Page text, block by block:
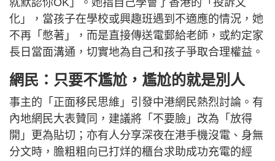
化」，當孩子在學校或興趣班遇到不適應的情況，她
不再「憋著」，而是直接傳送電郵給老師，或約定家
長日當面溝通，切實地為自己和孩子爭取合理權益。
網民：只要不尷尬，尷尬的就是別人
事主的「正面移民思維」引發中港網民熱烈討論。有
內地網民大表贊同，建議將「不要臉」改為「放得
開」更為貼切；亦有人分享深夜在港手機沒電、身無
分文時，膽粗粗向已打烊的櫃台求助成功充電的經